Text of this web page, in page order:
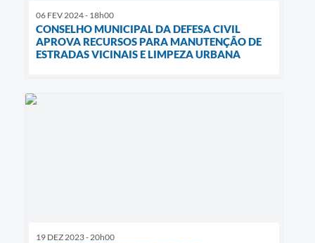
06 FEV 2024 - 18h00
CONSELHO MUNICIPAL DA DEFESA CIVIL
APROVA RECURSOS PARA MANUTENÇÃO DE
ESTRADAS VICINAIS E LIMPEZA URBANA
19 DEZ 2023 - 20h00